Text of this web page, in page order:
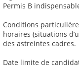
Permis B
Conditions
horaires (situations
des astreintes cadres.
Date limite de